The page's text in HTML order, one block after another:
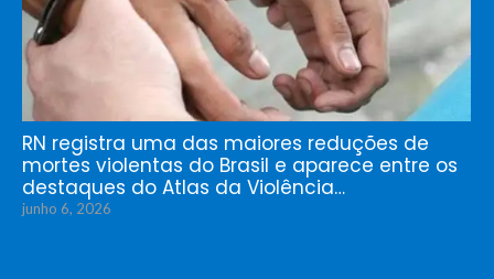
RN registra uma das maiores reduções de
mortes violentas do Brasil e aparece entre os
destaques do Atlas da Violência…
junho 6, 2026